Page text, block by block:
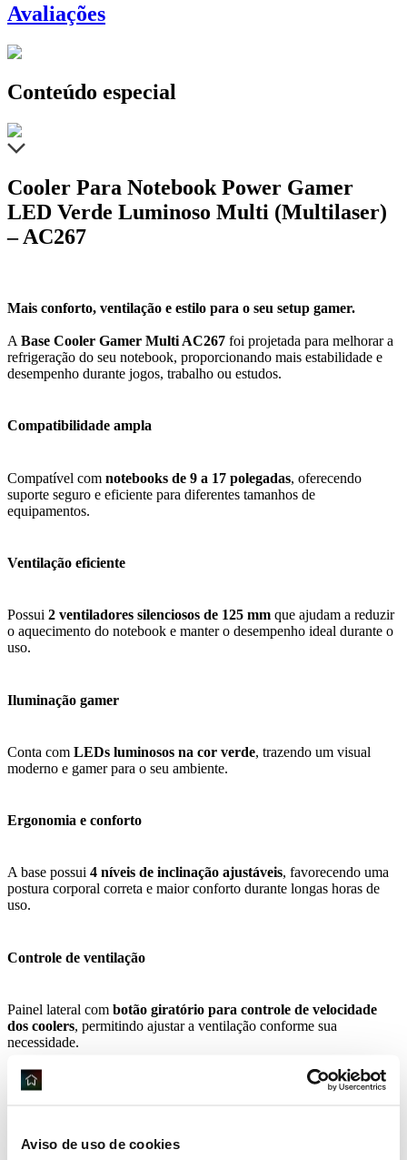
Aviso de uso de cookies
Avaliações
Conteúdo especial
Cooler Para Notebook Power Gamer
LED Verde Luminoso Multi (Multilaser)
– AC267
Mais conforto, ventilação e estilo para o seu setup gamer.
A Base Cooler Gamer Multi AC267 foi projetada para melhorar a
refrigeração do seu notebook, proporcionando mais estabilidade e
desempenho durante jogos, trabalho ou estudos.
Compatibilidade ampla
Compatível com notebooks de 9 a 17 polegadas, oferecendo
suporte seguro e eficiente para diferentes tamanhos de
equipamentos.
Ventilação eficiente
Possui 2 ventiladores silenciosos de 125 mm que ajudam a reduzir
o aquecimento do notebook e manter o desempenho ideal durante o
uso.
Iluminação gamer
Conta com LEDs luminosos na cor verde, trazendo um visual
moderno e gamer para o seu ambiente.
Ergonomia e conforto
A base possui 4 níveis de inclinação ajustáveis, favorecendo uma
postura corporal correta e maior conforto durante longas horas de
uso.
Controle de ventilação
Painel lateral com botão giratório para controle de velocidade
dos coolers, permitindo ajustar a ventilação conforme sua
necessidade.
Conectividade prática
Conta com2 portas USBpara facilitar a conexão de outros